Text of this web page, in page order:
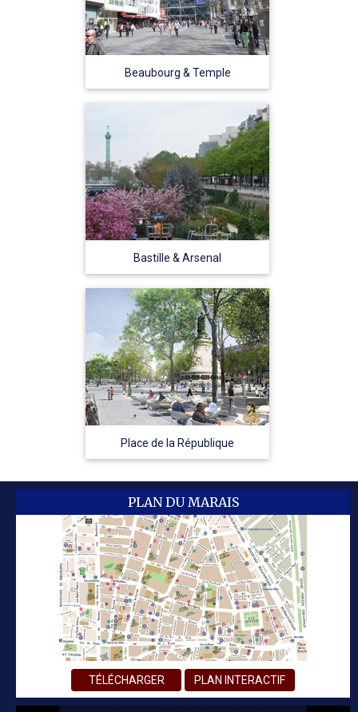
Beaubourg & Temple
Bastille & Arsenal
Place de la République
PLAN DU MARAIS
TÉLÉCHARGER PLAN INTERACTIF